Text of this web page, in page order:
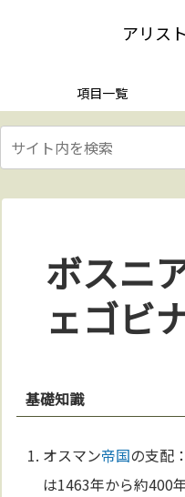
アリス
項目一覧
ボスニ
ェゴビ
基礎知識
オスマン帝国の支配：
は1463年から約400